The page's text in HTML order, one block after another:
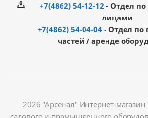
+7(4862) 54-12-12 - Отдел по
лицами
+7(4862) 54-04-04 - Отдел по
частей / аренде
2026 "Арсенал" Интернет-магазин
садового и промышленного